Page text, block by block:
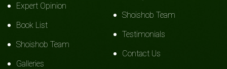
Expert Opinion
Book List
Shoishob Team
Galleries
Shoishob Team
Testimonials
Contact Us